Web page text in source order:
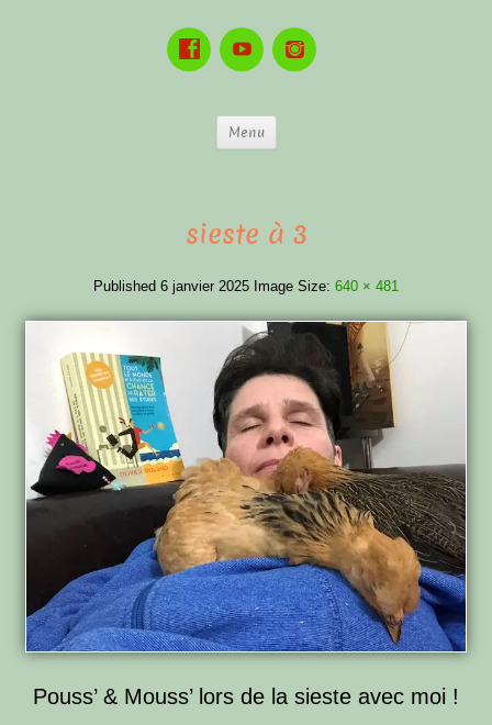
Menu
sieste à 3
Published 6 janvier 2025 Image Size: 640 × 481
Pouss’ & Mouss’ lors de la sieste avec moi !